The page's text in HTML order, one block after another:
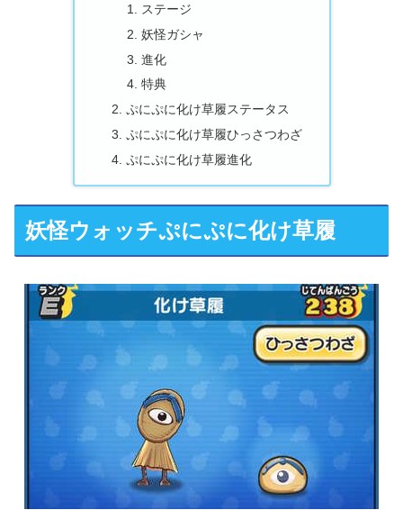
ステージ
妖怪ガシャ
進化
特典
ぷにぷに化け草履ステータス
ぷにぷに化け草履ひっさつわざ
ぷにぷに化け草履進化
妖怪ウォッチぷにぷに化け草履